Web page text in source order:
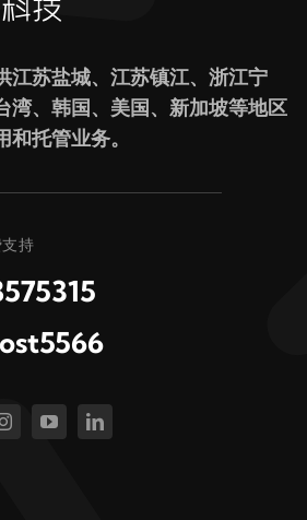
江苏盐城、江苏镇江、浙江宁
湾、韩国、美国、新加坡等地区
托管业务。
持